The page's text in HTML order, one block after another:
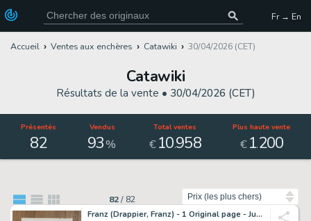
Fr → En
Accueil Ventes aux enchères Catawiki 30/04/2026 (CET)
Catawiki
Résultats de la vente • 30/04/2026 (CET)
Présentés
82
Vendus
93%
Total ventes
€ 10.958
Plus haute vente
€ 1.200
82/ 82
Franz (Drappier, Franz) - 1 Original page - Jugurtha T10, planche 27 - 1982